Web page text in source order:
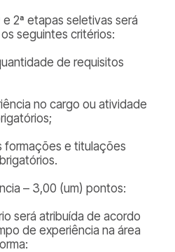
e 2ª etapas seletivas será
seguintes critérios:
de requisitos
no cargo ou atividade
formações e titulações
– 3,00 (um) pontos:
será atribuída de acordo
de experiência na área